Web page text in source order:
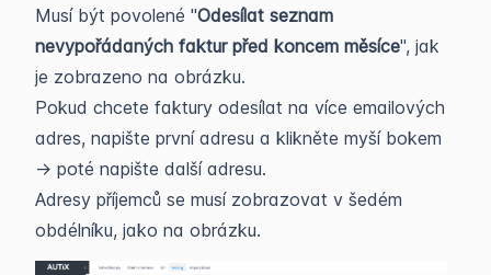
Musí být povolené "Odesílat seznam
nevypořádaných faktur před koncem měsíce", jak
je zobrazeno na obrázku.
Pokud chcete faktury odesílat na více emailových
adres, napište první adresu a klikněte myší bokem
-> poté napište další adresu.
Adresy příjemců se musí zobrazovat v šedém
obdélníku, jako na obrázku.